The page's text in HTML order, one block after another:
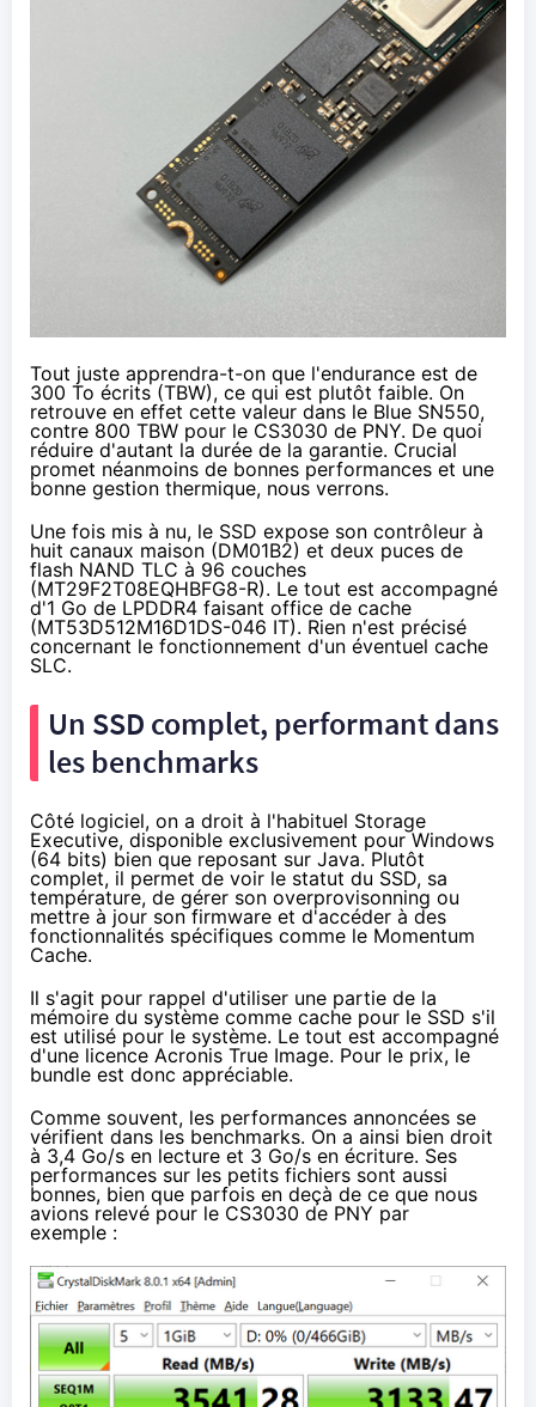
Tout juste apprendra-t-on que l'endurance est de
300 To écrits (TBW), ce qui est plutôt faible. On
retrouve en effet cette valeur dans le Blue SN550,
contre 800 TBW pour le CS3030 de PNY. De quoi
réduire d'autant la durée de la garantie. Crucial
promet néanmoins de bonnes performances et une
bonne gestion thermique, nous verrons.
Une fois mis à nu, le SSD expose son contrôleur à
huit canaux maison (DM01B2) et deux puces de
flash NAND TLC à 96 couches
(MT29F2T08EQHBFG8-R). Le tout est accompagné
d'1 Go de LPDDR4 faisant office de cache
(MT53D512M16D1DS-046 IT). Rien n'est précisé
concernant le fonctionnement d'un éventuel cache
SLC.
Un SSD complet, performant dans
les benchmarks
Côté logiciel, on a droit à l'habituel Storage
Executive, disponible exclusivement pour Windows
(64 bits) bien que reposant sur Java. Plutôt
complet, il permet de voir le statut du SSD, sa
température, de gérer son overprovisonning ou
mettre à jour son firmware et d'accéder à des
fonctionnalités spécifiques comme le Momentum
Cache.
Il s'agit pour rappel d'utiliser une partie de la
mémoire du système comme cache pour le SSD s'il
est utilisé pour le système. Le tout est accompagné
d'une licence Acronis True Image. Pour le prix, le
bundle est donc appréciable.
Comme souvent, les performances annoncées se
vérifient dans les benchmarks. On a ainsi bien droit
à 3,4 Go/s en lecture et 3 Go/s en écriture. Ses
performances sur les petits fichiers sont aussi
bonnes, bien que parfois en deçà de ce que nous
avions relevé pour le CS3030 de PNY par
exemple :